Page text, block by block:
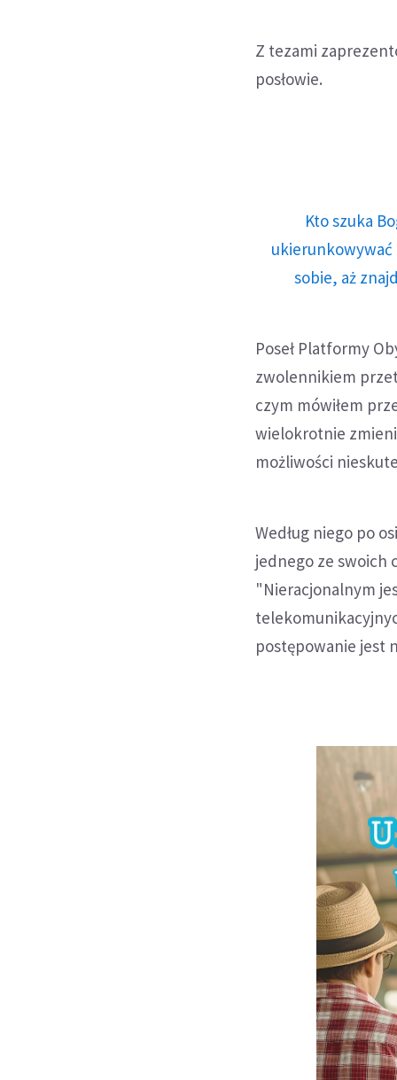
Z tezami
posłowie.
Kto szuka
ukierunkowywać
sobie, aż
Poseł Platformy
zwolennikiem
czym mówiłem
wielokrotnie
możliwości
Według niego po
jednego ze swoich
"Nieracjonalnym
postępowanie jest